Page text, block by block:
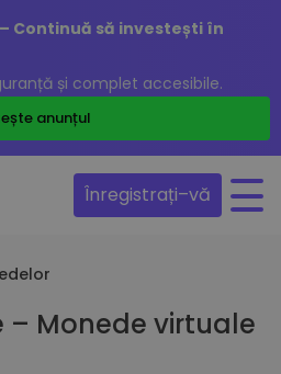
Continuă să investești în
și complet accesibile.
anunțul
Înregistrați–vă
Monede virtuale